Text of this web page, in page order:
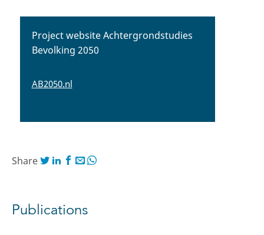
Project website Achtergrondstudies
Bevolking 2050
AB2050.nl
Share
Publications